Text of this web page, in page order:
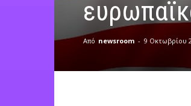
Από newsroom - 9 Οκτωβρίου